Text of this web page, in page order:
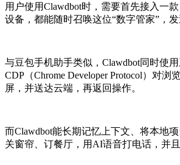
用户使用Clawdbot时，需要首先接入一
设备，都能随时召唤这位“数字管家”，发
与豆包手机助手类似，Clawdbot同时使
CDP（Chrome Developer Protocol）对
屏，并送达云端，再返回操作。
而Clawdbot能长期记忆上下文、将本地
关窗帘、订餐厅，用AI语音打电话，并